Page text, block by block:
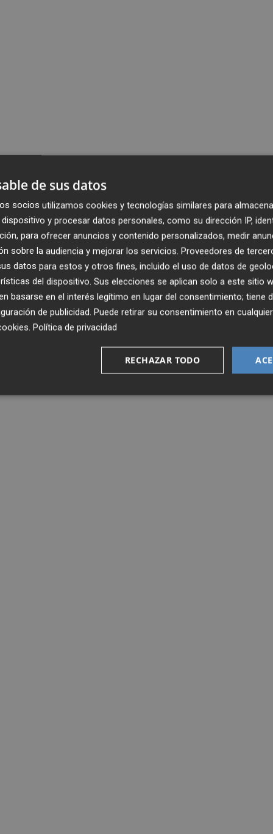
de sus datos
socios utilizamos cookies y tecnologías similares para
y procesar datos personales, como su dirección IP,
para ofrecer anuncios y contenido personalizados, medir
sobre la audiencia y mejorar los servicios. Proveedores de
datos para estos y otros fines, incluido el uso de datos de
del dispositivo. Sus elecciones se aplican solo a este sitio
basarse en el interés legítimo en lugar del consentimiento; tiene
de publicidad. Puede retirar su consentimiento en
. Política de privacidad
RECHAZAR TODO